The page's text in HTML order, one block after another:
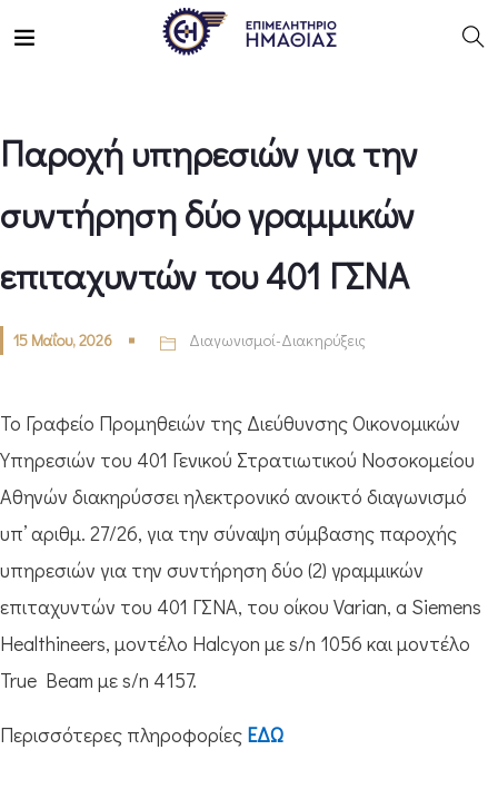
Παροχή υπηρεσιών για την
συντήρηση δύο γραμμικών
επιταχυντών του 401 ΓΣΝΑ
15 Μαΐου, 2026 Διαγωνισμοί-Διακηρύξεις
Το Γραφείο Προμηθειών της Διεύθυνσης Οικονομικών
Υπηρεσιών του 401 Γενικού Στρατιωτικού Νοσοκομείου
Αθηνών διακηρύσσει ηλεκτρονικό ανοικτό διαγωνισμό
υπ’ αριθμ. 27/26, για την σύναψη σύμβασης παροχής
υπηρεσιών για την συντήρηση δύο (2) γραμμικών
επιταχυντών του 401 ΓΣΝΑ, του οίκου Varian, a Siemens
Healthineers, μοντέλο Halcyon με s/n 1056 και μοντέλο
True Beam με s/n 4157.
Περισσότερες πληροφορίες ΕΔΩ